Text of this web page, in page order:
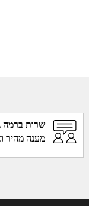
שרות ברמה
מענה מהיר